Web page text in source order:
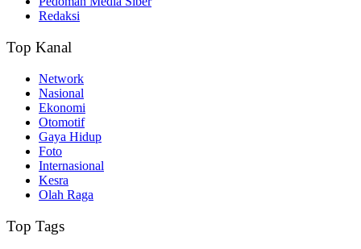
Redaksi
Top Kanal
Network
Nasional
Ekonomi
Otomotif
Gaya Hidup
Foto
Internasional
Kesra
Olah Raga
Top Tags